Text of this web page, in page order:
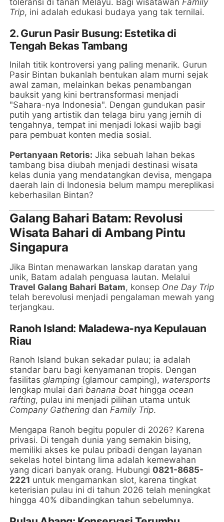
Trip, ini adalah edukasi budaya yang tak ternilai.
2. Gurun Pasir Busung: Estetika di
Tengah Bekas Tambang
Inilah titik kontroversi yang paling menarik. Gurun
Pasir Bintan bukanlah bentukan alam murni sejak
awal zaman, melainkan bekas penambangan
bauksit yang kini bertransformasi menjadi
"Sahara-nya Indonesia". Dengan gundukan pasir
putih yang artistik dan telaga biru yang jernih di
tengahnya, tempat ini menjadi lokasi wajib bagi
para pembuat konten media sosial.
Pertanyaan Retoris: Jika sebuah lahan bekas
tambang bisa diubah menjadi destinasi wisata
kelas dunia yang mendatangkan devisa, mengapa
daerah lain di Indonesia belum mampu mereplikasi
keberhasilan Bintan?
Galang Bahari Batam: Revolusi
Wisata Bahari di Ambang Pintu
Singapura
Jika Bintan menawarkan lanskap daratan yang
unik, Batam adalah penguasa lautan. Melalui
Travel Galang Bahari Batam, konsep One Day Trip
telah berevolusi menjadi pengalaman mewah yang
terjangkau.
Ranoh Island: Maladewa-nya Kepulauan
Riau
Ranoh Island bukan sekadar pulau; ia adalah
standar baru bagi kenyamanan tropis. Dengan
fasilitasglamping (glamour camping), watersports
lengkap mulai dari banana boat hinggaocean
rafting, pulau ini menjadi pilihan utama untuk
Company Gathering dan Family Trip.
Mengapa Ranoh begitu populer di 2026? Karena
privasi. Di tengah dunia yang semakin bising,
memiliki akses ke pulau pribadi dengan layanan
sekelas hotel bintang lima adalah kemewahan
yang dicari banyak orang. Hubungi 0821-8685-
2221 untuk mengamankan slot, karena tingkat
keterisian pulau ini di tahun 2026 telah meningkat
hingga 40% dibandingkan tahun sebelumnya.